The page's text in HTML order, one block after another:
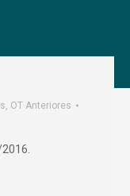
, OT Anteriores